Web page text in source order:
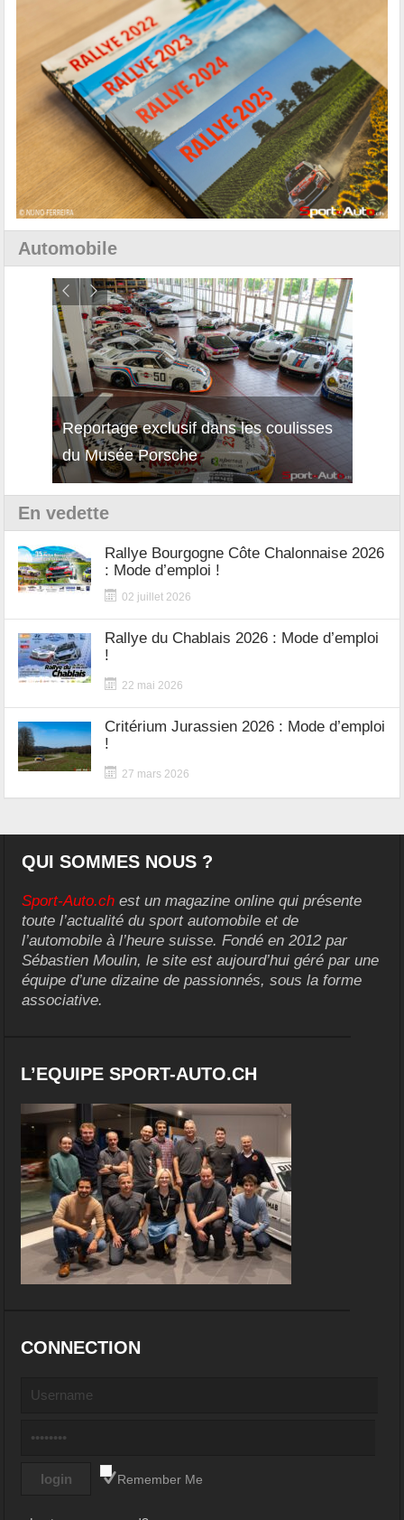
Automobile
Reportage exclusif dans les coulisses
du Musée Porsche
En vedette
Rallye Bourgogne Côte Chalonnaise 2026
: Mode d’emploi !
02 juillet 2026
Rallye du Chablais 2026 : Mode d’emploi
!
22 mai 2026
Critérium Jurassien 2026 : Mode d’emploi
!
27 mars 2026
QUI SOMMES NOUS ?
Sport-Auto.ch est un magazine online qui présente
toute l’actualité du sport automobile et de
l’automobile à l’heure suisse. Fondé en 2012 par
Sébastien Moulin, le site est aujourd’hui géré par une
équipe d’une dizaine de passionnés, sous la forme
associative.
L’EQUIPE SPORT-AUTO.CH
CONNECTION
Remember Me